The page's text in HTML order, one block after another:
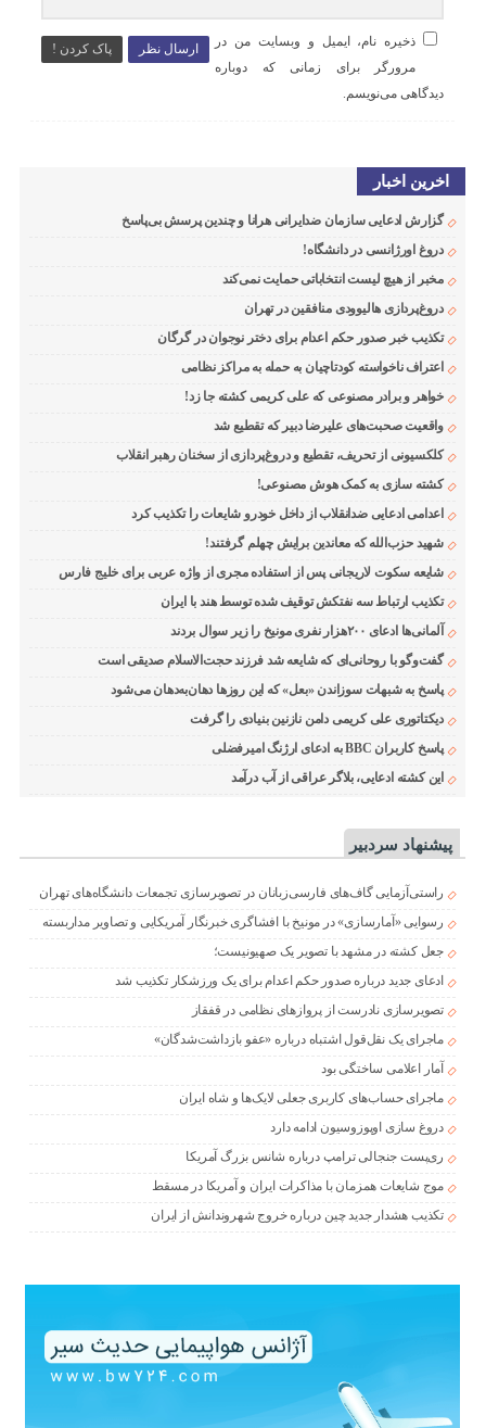
ارسال نظر پاک کردن !
ذخیره نام، ایمیل و وبسایت من در
مرورگر برای زمانی که دوباره
دیدگاهی می‌نویسم.
اخرین اخبار
گزارش ادعایی سازمان ضدایرانی هرانا و چندین پرسش بی‌پاسخ
دروغ اورژانسی در دانشگاه!
مخبر از هیچ لیست انتخاباتی حمایت نمی‌کند
دروغ‌پردازی هالیوودی منافقین در تهران
تکذیب خبر صدور حکم اعدام برای دختر نوجوان در گرگان
اعتراف ناخواسته کودتاچیان به حمله به مراکز نظامی
خواهر و برادر مصنوعی که علی کریمی کشته جا زد!
واقعیت صحبت‌های علیرضا دبیر که تقطیع شد
کلکسیونی از تحریف، تقطیع و دروغ‌پردازی از سخنان رهبر انقلاب
کشته سازی به کمک هوش مصنوعی!
اعدامی ادعایی ضدانقلاب از داخل خودرو شایعات را تکذیب کرد
شهید حزب‌الله که معاندین برایش چهلم گرفتند!
شایعه سکوت لاریجانی پس از استفاده مجری از واژه عربی برای خلیج فارس
تکذیب ارتباط سه نفتکش توقیف شده توسط هند با ایران
آلمانی‌ها ادعای ۲۰۰هزار نفری مونیخ را زیر سوال بردند
گفت‌وگو با روحانی‌ای که شایعه شد فرزند حجت‌الاسلام صدیقی است
پاسخ به شبهات سوزاندن «بعل» که این روزها دهان‌به‌دهان می‌شود
دیکتاتوری علی کریمی دامن نازنین بنیادی را گرفت
پاسخ کاربران BBC به ادعای ارژنگ امیرفضلی
این کشته ادعایی، بلاگر عراقی از آب درآمد
پیشنهاد سردبیر
راستی‌آزمایی گاف‌های فارسی‌زبانان در تصویرسازی تجمعات دانشگاه‌های تهران
رسوایی «آمارسازی» در مونیخ با افشاگری خبرنگار آمریکایی و تصاویر مداربسته
جعل کشته در مشهد با تصویر یک صهیونیست؛
ادعای جدید درباره صدور حکم اعدام برای یک ورزشکار تکذیب شد
تصویرسازی نادرست از پروازهای نظامی در قفقاز
ماجرای یک نقل‌قول اشتباه درباره «عفو بازداشت‌شدگان»
آمار اعلامی ساختگی بود
ماجرای حساب‌های کاربری جعلی لایک‌ها و شاه ایران
دروغ سازی اوپوزوسیون ادامه دارد
ری‌پست جنجالی ترامپ درباره شانس بزرگ آمریکا
موج شایعات همزمان با مذاکرات ایران و آمریکا در مسقط
تکذیب هشدار جدید چین درباره خروج شهروندانش از ایران